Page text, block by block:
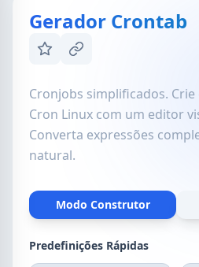
Gerador Crontab
Cronjobs simplificados.
Cron Linux com um editor
Converta expressões
natural.
Modo Construtor
Predefinições Rápidas